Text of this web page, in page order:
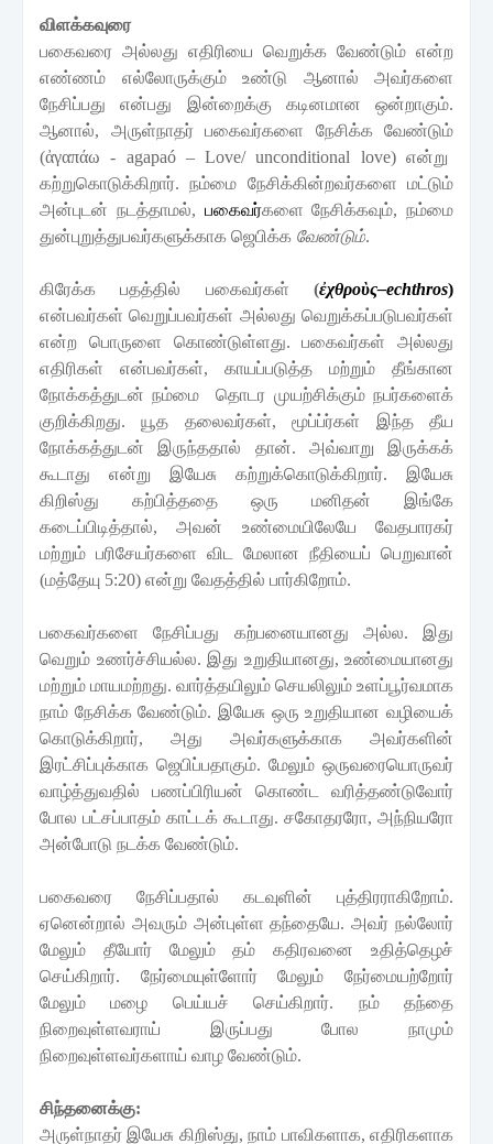
விளக்கவுரை
பகைவரை அல்லது எதிரியை வெறுக்க வேண்டும் என்ற
எண்ணம்
எல்லோருக்கும் உண்டு ஆனால்
அவர்களை
நேசிப்பது
என்பது இன்றைக்கு கடினமான ஒன்றாகும்.
ஆனால், அருள்நாதர் பகைவர்களை நேசிக்க
வேண்டும்
(ἀγαπάω - agapaó – Love/ unconditional love) என்று
கற்றுகொடுக்கிறார்.நம்மை நேசிக்கின்றவர்களை மட்டும்
அன்புடன் நடத்தாமல், பகைவர்களை நேசிக்கவும், நம்மை
துன்புறுத்துபவர்களுக்காக ஜெபிக்க வேண்டும்.
கிரேக்க பதத்தில் பகைவர்கள் (ἐχθροὺς–echthros)
என்பவர்கள் வெறுப்பவர்கள் அல்லது வெறுக்கப்படுபவர்கள்
என்ற
பொருளை கொண்டுள்ளது.பகைவர்கள்
அல்லது
எதிரிகள்
என்பவர்கள், காயப்படுத்த மற்றும்
தீங்கான
நோக்கத்துடன் நம்மை தொடர முயற்சிக்கும் நபர்களைக்
குறிக்கிறது.யூத தலைவர்கள், மூப்ப்ர்கள் இந்த தீய
நோக்கத்துடன் இருந்ததால் தான். அவ்வாறு இருக்கக்
கூடாது என்று இயேசு கற்றுக்கொடுக்கிறார். இயேசு
கிறிஸ்து
கற்பித்ததை ஒரு மனிதன்
இங்கே
கடைப்பிடித்தால்,அவன் உண்மையிலேயே
வேதபாரகர்
மற்றும் பரிசேயர்களை விட மேலான நீதியைப் பெறுவான்
(மத்தேயு 5:20) என்று வேதத்தில் பார்கிறோம்.
பகைவர்களை நேசிப்பது கற்பனையானது அல்ல. இது
வெறும் உணர்ச்சியல்ல. இது உறுதியானது, உண்மையானது
மற்றும் மாயமற்றது. வார்த்தயிலும் செயலிலும் உளப்பூர்வமாக
நாம் நேசிக்க வேண்டும். இயேசு ஒரு உறுதியான வழியைக்
கொடுக்கிறார், அது அவர்களுக்காக
அவர்களின்
இரட்சிப்புக்காக ஜெபிப்பதாகும். மேலும் ஒருவரையொருவர்
வாழ்த்துவதில் பணப்பிரியன் கொண்ட வரித்தண்டுவோர்
போல பட்சப்பாதம் காட்டக் கூடாது. சகோதரரோ, அந்நியரோ
அன்போடு நடக்க வேண்டும்.
பகைவரை நேசிப்பதால் கடவுளின் புத்திரராகிறோம்.
ஏனென்றால் அவரும் அன்புள்ள தந்தையே. அவர் நல்லோர்
மேலும் தீயோர் மேலும் தம் கதிரவனை உதித்தெழச்
செய்கிறார். நேர்மையுள்ளோர் மேலும் நேர்மையற்றோர்
மேலும் மழை பெய்யச் செய்கிறார். நம் தந்தை
நிறைவுள்ளவராய் இருப்பது போல நாமும்
நிறைவுள்ளவர்களாய் வாழ வேண்டும்.
சிந்தனைக்கு:
அருள்நாதர் இயேசு கிறிஸ்து, நாம் பாவிகளாக,எதிரிகளாக